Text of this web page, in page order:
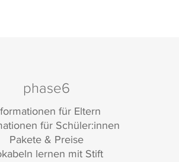
phase6
für Eltern
für Schüler:innen
Pakete & Preise
lernen mit Stift